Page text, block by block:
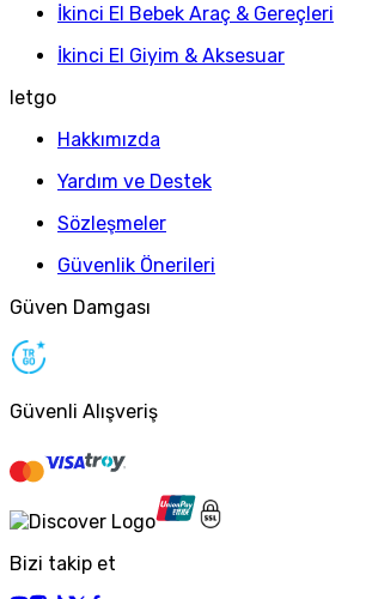
İkinci El Bebek Araç & Gereçleri
İkinci El Giyim & Aksesuar
letgo
Hakkımızda
Yardım ve Destek
Sözleşmeler
Güvenlik Önerileri
Güven Damgası
Güvenli Alışveriş
Bizi takip et